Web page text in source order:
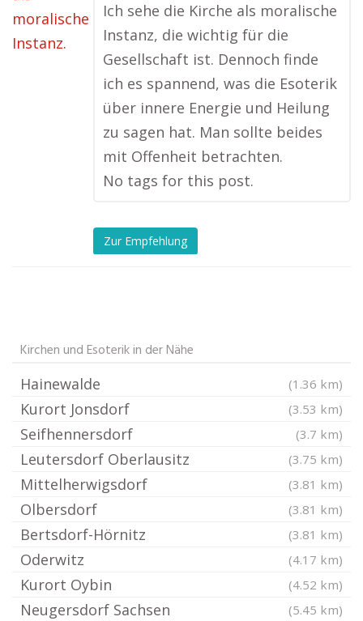
Ich sehe die Kirche als moralische
Instanz, die wichtig für die
Gesellschaft ist. Dennoch finde
ich es spannend, was die Esoterik
über innere Energie und Heilung
zu sagen hat. Man sollte beides
mit Offenheit betrachten.
No tags for this post.
Zur Empfehlung
Kirchen und Esoterik in der Nähe
Hainewalde (1.36 km)
Kurort Jonsdorf (3.53 km)
Seifhennersdorf (3.7 km)
Leutersdorf Oberlausitz (3.75 km)
Mittelherwigsdorf (3.81 km)
Olbersdorf (3.81 km)
Bertsdorf-Hörnitz (3.81 km)
Oderwitz (4.17 km)
Kurort Oybin (4.52 km)
Neugersdorf Sachsen (5.45 km)